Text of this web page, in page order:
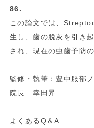
86.
この論文では、
生し、歯の脱灰を引き
され、現在の虫歯予防
監修・執筆：豊中服部
院長 幸田昇
よくあるQ＆A